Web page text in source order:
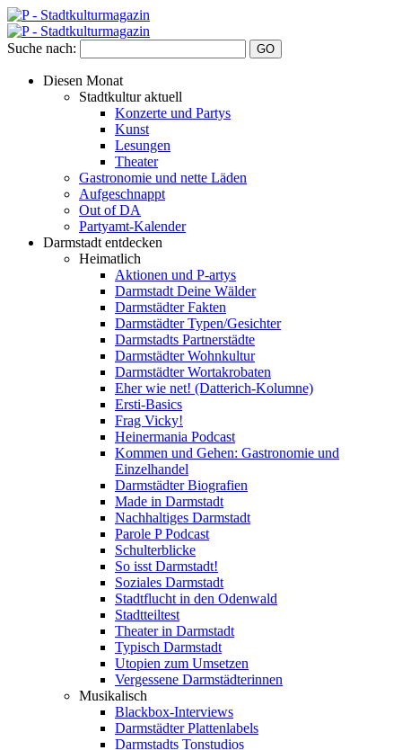
Suche nach:
Diesen Monat
Stadtkultur aktuell
Konzerte und Partys
Kunst
Lesungen
Theater
Gastronomie und nette Läden
Aufgeschnappt
Out of DA
Partyamt-Kalender
Darmstadt entdecken
Heimatlich
Aktionen und P-artys
Darmstadt Deine Wälder
Darmstädter Fakten
Darmstädter Typen/Gesichter
Darmstadts Partnerstädte
Darmstädter Wohnkultur
Darmstädter Wortakrobaten
Eher wie net! (Datterich-Kolumne)
Ersti-Basics
Frag Vicky!
Heinermania Podcast
Kommen und Gehen: Gastronomie und
Einzelhandel
Darmstädter Biografien
Made in Darmstadt
Nachhaltiges Darmstadt
Parole P Podcast
Schulterblicke
So isst Darmstadt!
Soziales Darmstadt
Stadtflucht in den Odenwald
Stadtteiltest
Theater in Darmstadt
Typisch Darmstadt
Utopien zum Umsetzen
Vergessene Darmstädterinnen
Musikalisch
Blackbox-Interviews
Darmstädter Plattenlabels
Darmstadts Tonstudios